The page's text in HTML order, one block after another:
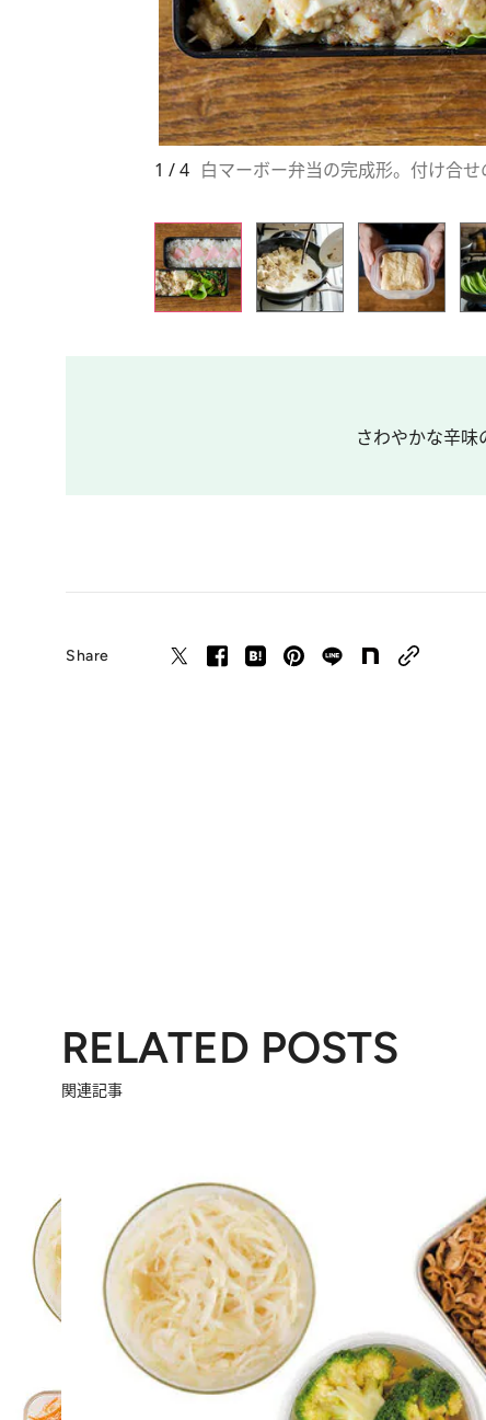
1 / 4 白マーボー弁当の完成形。付け合
さわやかな辛味
Share
RELATED POSTS
関連記事